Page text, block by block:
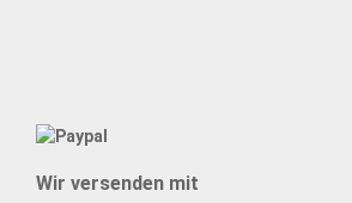
Wir versenden mit